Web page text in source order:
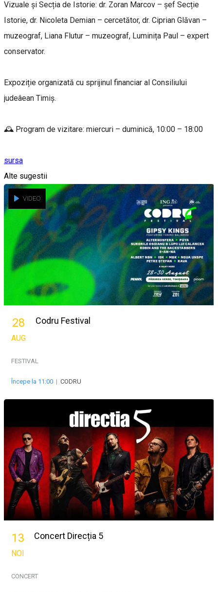
Vizuale și Secția de Istorie: dr. Zoran Marcov – șef Secție
Istorie, dr. Nicoleta Demian – cercetător, dr. Ciprian Glăvan –
muzeograf, Liana Flutur – muzeograf, Luminița Paul – expert
conservator.
Expoziție organizată cu sprijinul financiar al Consiliului
judeâean Timiș.
🕰️ Program de vizitare: miercuri – duminică, 10:00 – 18:00
sursa
Alte sugestii
VIDEO
28
AUG
Codru Festival
FESTIVAL
Începe la 11:00 | CODRU
13
NOI
Concert Direcția 5
CONCERT